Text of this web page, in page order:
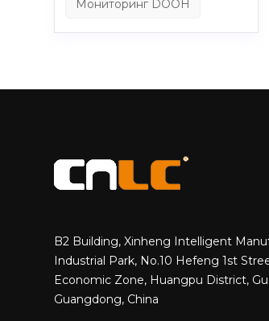
Мониторинг DOOH
B2 Building, Xinheng Intelligent
Industrial Park, No.10 Hefeng 1st
Economic Zone, Huangpu District,
Guangdong, China